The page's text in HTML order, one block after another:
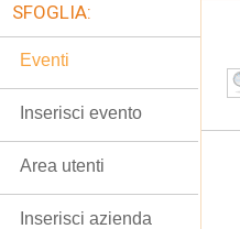
SFOGLIA:
Eventi
Inserisci evento
Area utenti
Inserisci azienda